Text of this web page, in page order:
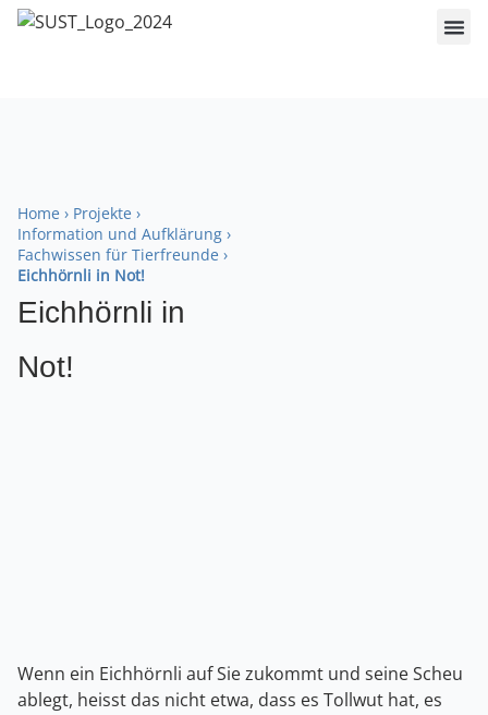
Home › Projekte ›
Information und Aufklärung ›
Fachwissen für Tierfreunde ›
Eichhörnli in Not!
Eichhörnli in
Not!
Wenn ein Eichhörnli auf Sie zukommt und seine Scheu
ablegt, heisst das nicht etwa, dass es Tollwut hat, es